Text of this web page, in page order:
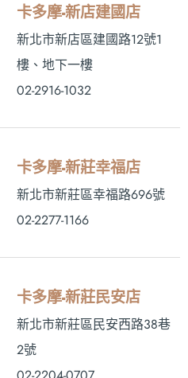
卡多摩-新店建國店
新北市新店區建國路12號1
樓、地下一樓
02-2916-1032
卡多摩-新莊幸福店
新北市新莊區幸福路696號
02-2277-1166
卡多摩-新莊民安店
新北市新莊區民安西路38巷
2號